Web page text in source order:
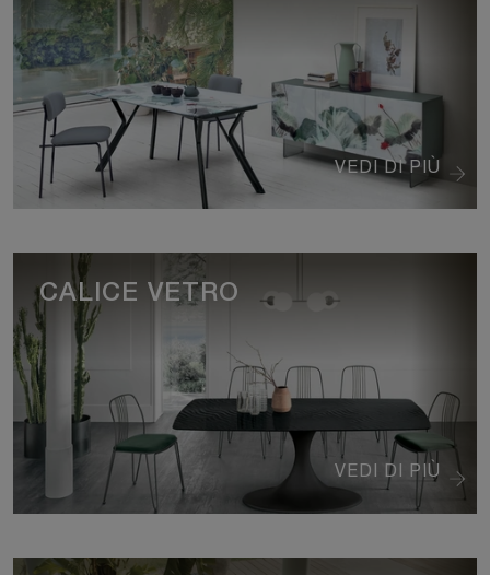
VEDI DI PIÙ
VEDI DI PIÙ
CALICE VETRO